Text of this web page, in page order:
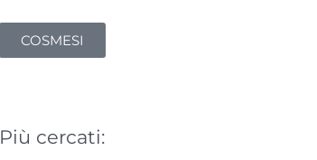
COSMESI
Più cercati: